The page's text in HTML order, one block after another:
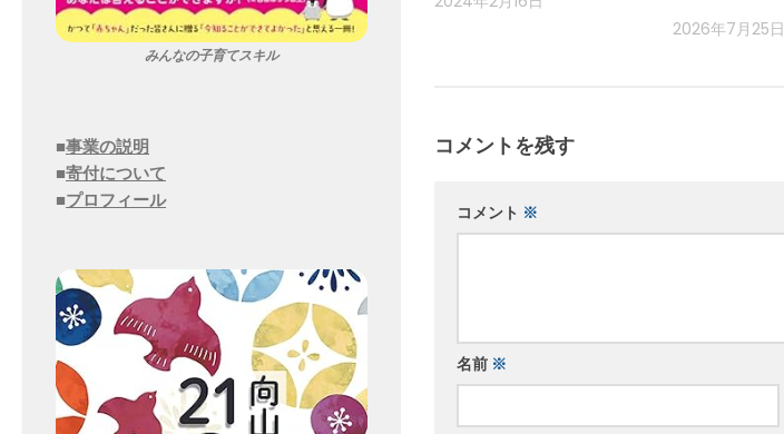
2026年7月25日
コメントを残す
コメント ※
名前 ※
みんなの子育てスキル
■事業の説明
■寄付について
■プロフィール